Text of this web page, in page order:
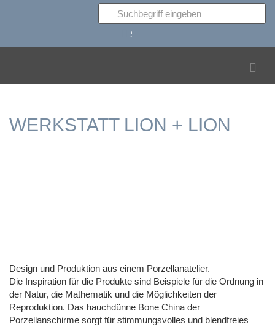
Suchen
WERKSTATT LION + LION
Design und Produktion aus einem Porzellanatelier.
Die Inspiration für die Produkte sind Beispiele für die Ordnung in
der Natur, die Mathematik und die Möglichkeiten der
Reproduktion. Das hauchdünne Bone China der
Porzellanschirme sorgt für stimmungsvolles und blendfreies